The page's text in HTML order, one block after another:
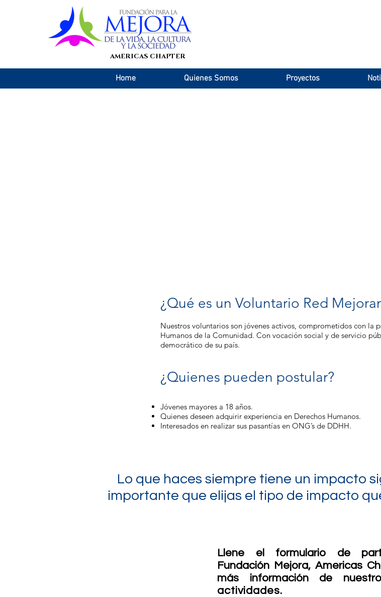
AMERICAS CHAPTER
Home Quienes Somos Proyectos
¿Qué es un Voluntario Red
Nuestros voluntarios son jóvenes activos, comprometidos con la
Humanos de la Comunidad. Con vocación social y de servicio
democrático de su país.
¿Quienes pueden postular?
Jóvenes mayores a 18 años.
Quienes deseen adquirir experiencia en Derechos Humanos.
Interesados en realizar sus pasantías en ONG’s de DDHH.
Lo que haces siempre tiene un impacto
importante que elijas el tipo de impacto
Llene el formulario de
Fundación Mejora, Americas
más información de
actividades.